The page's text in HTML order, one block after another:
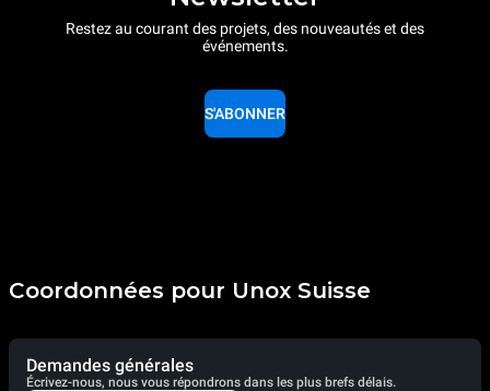
Restez au courant des projets, des nouveautés et des
événements.
S'ABONNER
Coordonnées pour Unox Suisse
Demandes générales
Écrivez-nous, nous vous répondrons dans les plus brefs délais.